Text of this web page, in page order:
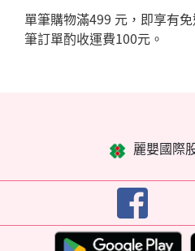
單筆購物滿499 元，即享有
筆訂單酌收運費100元。
麗嬰國際